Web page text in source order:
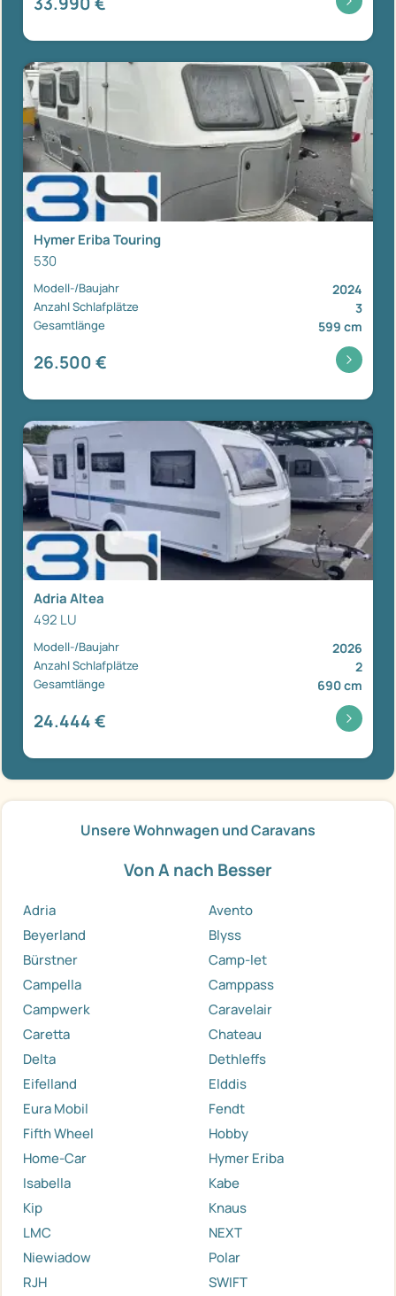
Hymer Eriba Touring
530
Modell-/Baujahr 2024
Anzahl Schlafplätze 3
Gesamtlänge 599 cm
26.500 €
Adria Altea
492 LU
Modell-/Baujahr 2026
Anzahl Schlafplätze 2
Gesamtlänge 690 cm
24.444 €
Unsere Wohnwagen und Caravans
Von A nach Besser
Adria
Avento
Beyerland
Blyss
Bürstner
Camp-let
Campella
Camppass
Campwerk
Caravelair
Caretta
Chateau
Delta
Dethleffs
Eifelland
Elddis
Eura Mobil
Fendt
Fifth Wheel
Hobby
Home-Car
Hymer Eriba
Isabella
Kabe
Kip
Knaus
LMC
NEXT
Niewiadow
Polar
RJH
SWIFT